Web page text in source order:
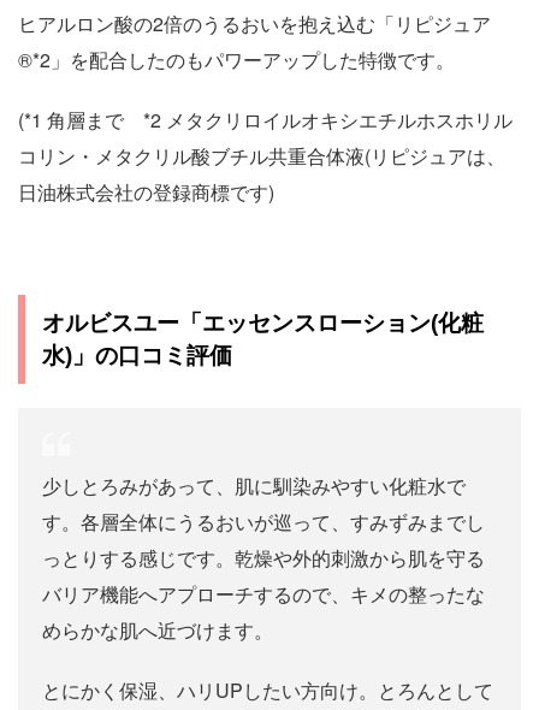
ヒアルロン酸の2倍のうるおいを抱え込む「リピジュア
®*2」を配合したのもパワーアップした特徴です。
(*1 角層まで *2 メタクリロイルオキシエチルホスホリル
コリン・メタクリル酸ブチル共重合体液(リピジュアは、
日油株式会社の登録商標です)
オルビスユー「エッセンスローション(化粧
水)」の口コミ評価
少しとろみがあって、肌に馴染みやすい化粧水で
す。各層全体にうるおいが巡って、すみずみまでし
っとりする感じです。乾燥や外的刺激から肌を守る
バリア機能へアプローチするので、キメの整ったな
めらかな肌へ近づけます。
とにかく保湿、ハリUPしたい方向け。とろんとして